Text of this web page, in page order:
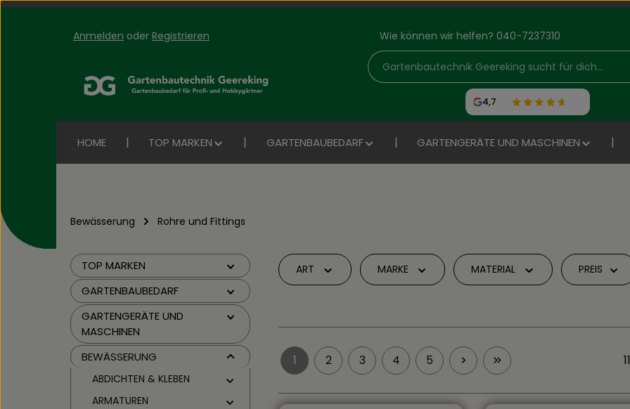
Zum Hauptinhalt springen
Zur Suche springen
Zur Hauptnavigation springen
Anmelden oder Registrieren Wie können wir helfen? 040-7237310
4,7
HOME TOP MARKEN GARTENBAUBEDARF GARTENGERÄTE UND MASCHINEN
Bewässerung Rohre und Fittings
TOP MARKEN
GARTENBAUBEDARF
GARTENGERÄTE UND
MASCHINEN
BEWÄSSERUNG
ABDICHTEN & KLEBEN
ARMATUREN
ART MARKE MATERIAL PREIS
Seite
1 Seite
2 Seite
3 Seite
4 Seite
5